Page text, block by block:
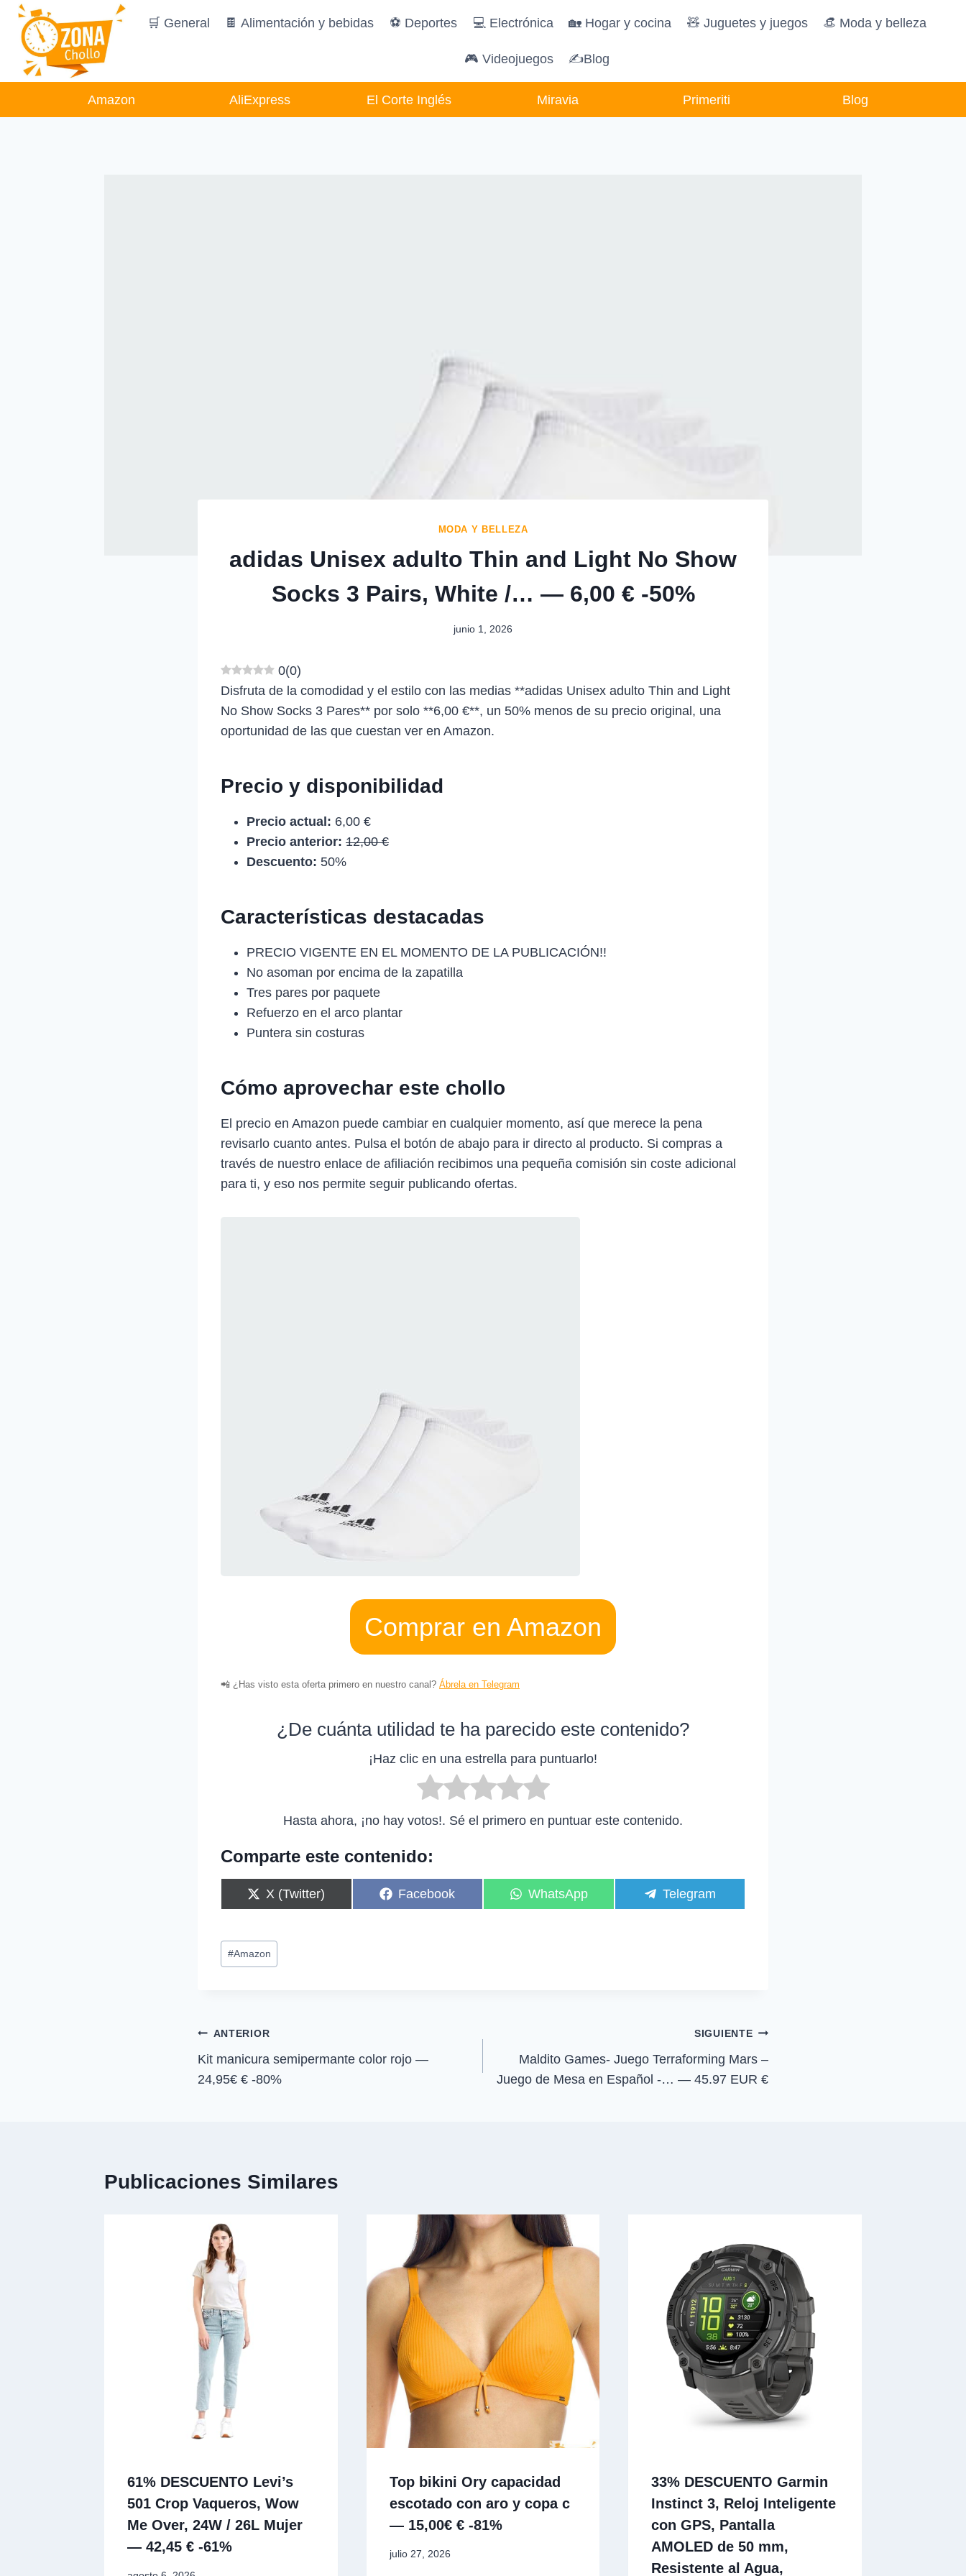
Saltar
contenido
🛒 General 🍫 Alimentación y bebidas ️⚽️ Deportes 💻 Electrónica 🏡 Hogar y cocina 🧸️ Juguetes y juegos 👒 Moda y belleza
🎮 Videojuegos ✍Blog
Amazon AliExpress El Corte Inglés Miravia Primeriti Blog
MODA Y BELLEZA
adidas Unisex adulto Thin and Light No Show
Socks 3 Pairs, White /… — 6,00 € -50%
junio 1, 2026
0(0)
Disfruta de la comodidad y el estilo con las medias **adidas Unisex adulto Thin and Light
No Show Socks 3 Pares** por solo **6,00 €**, un 50% menos de su precio original, una
oportunidad de las que cuestan ver en Amazon.
Precio y disponibilidad
Precio actual: 6,00 €
Precio anterior: 12,00 €
Descuento: 50%
Características destacadas
PRECIO VIGENTE EN EL MOMENTO DE LA PUBLICACIÓN!!
No asoman por encima de la zapatilla
Tres pares por paquete
Refuerzo en el arco plantar
Puntera sin costuras
Cómo aprovechar este chollo
El precio en Amazon puede cambiar en cualquier momento, así que merece la pena
revisarlo cuanto antes. Pulsa el botón de abajo para ir directo al producto. Si compras a
través de nuestro enlace de afiliación recibimos una pequeña comisión sin coste adicional
para ti, y eso nos permite seguir publicando ofertas.
Comprar en Amazon
📲 ¿Has visto esta oferta primero en nuestro canal? Ábrela en Telegram
¿De cuánta utilidad te ha parecido este contenido?
¡Haz clic en una estrella para puntuarlo!
Hasta ahora, ¡no hay votos!. Sé el primero en puntuar este contenido.
Comparte este contenido:
C
o
a
r
t
X (Twitter)
C
o
Facebook
C
o
WhatsApp
C
o
Telegram
Etiquetas
de
#Amazon
Navegación
de
ANTERIOR
Kit manicura semipermante color rojo —
24,95€ € -80%
SIGUIENTE
Maldito Games- Juego Terraforming Mars –
Juego de Mesa en Español -… — 45.97 EUR €
Publicaciones Similares
61% DESCUENTO Levi’s
501 Crop Vaqueros, Wow
Me Over, 24W / 26L Mujer
— 42,45 € -61%
Top bikini Ory capacidad
escotado con aro y copa c
— 15,00€ € -81%
julio 27, 2026
33% DESCUENTO Garmin
Instinct 3, Reloj Inteligente
con GPS, Pantalla
AMOLED de 50 mm,
Resistente al Agua,